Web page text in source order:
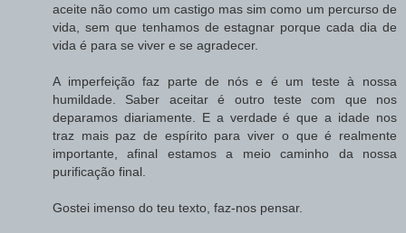
aceite não como um castigo mas sim como um percurso de
vida, sem que tenhamos de estagnar porque cada dia de
vida é para se viver e se agradecer.
A imperfeição faz parte de nós e é um teste à nossa
humildade. Saber aceitar é outro teste com que nos
deparamos diariamente. E a verdade é que a idade nos
traz mais paz de espírito para viver o que é realmente
importante, afinal estamos a meio caminho da nossa
purificação final.
Gostei imenso do teu texto, faz-nos pensar.